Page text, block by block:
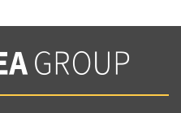
политикой